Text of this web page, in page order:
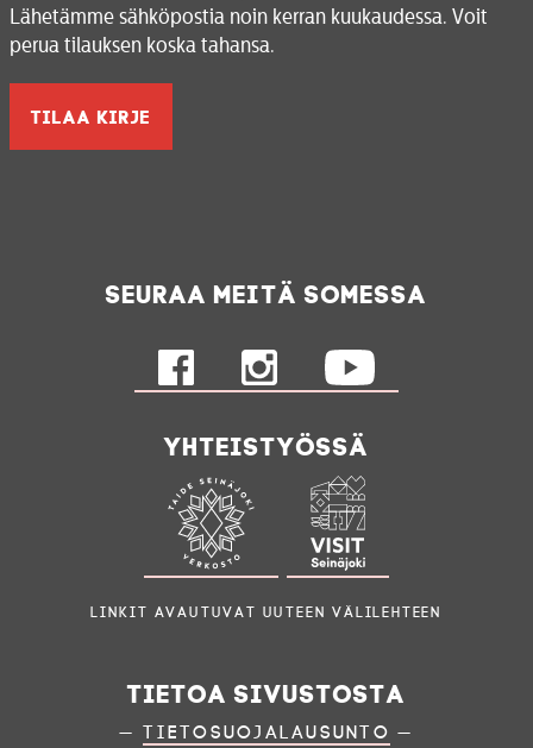
Lähetämme sähköpostia noin kerran kuukaudessa. Voit
perua tilauksen koska tahansa.
Seuraa meitä somessa
Yhteistyössä
Linkit avautuvat uuteen välilehteen
Tietoa sivustosta
—Tietosuojalausunto —